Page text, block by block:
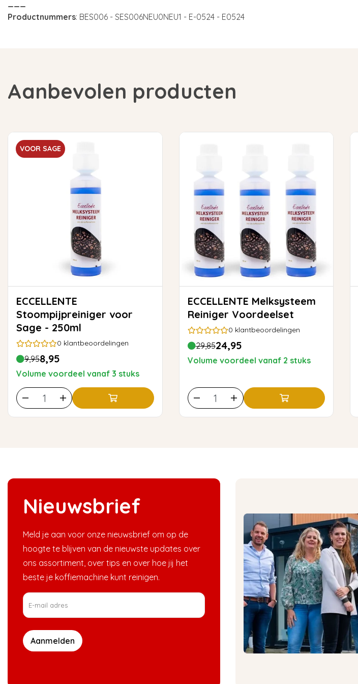
Productnummers: BES006 - SES006NEU0NEU1 - E-0524 - E0524
Aanbevolen producten
VOOR SAGE
ECCELLENTE
Stoompijpreiniger voor
Sage - 250ml
0 klantbeoordelingen
9,958,95
Volume voordeel vanaf 3 stuks
ECCELLENTE Melksysteem
Reiniger Voordeelset
0 klantbeoordelingen
29,8524,95
Volume voordeel vanaf 2 stuks
Nieuwsbrief
Meld je aan voor onze nieuwsbrief om op de
hoogte te blijven van de nieuwste updates over
ons assortiment, over tips en over hoe jij het
beste je koffiemachine kunt reinigen.
Aanmelden